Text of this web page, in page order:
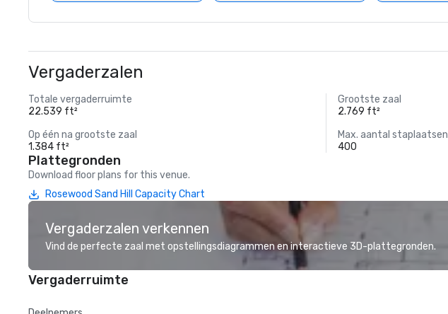
Vergaderzalen
Totale vergaderruimte
22.539 ft²
Grootste zaal
2.769 ft²
Op één na grootste zaal
1.384 ft²
Max. aantal staplaatsen
400
Plattegronden
Download floor plans for this venue.
Rosewood Sand Hill Capacity Chart
Vergaderzalen verkennen
Vind de perfecte zaal met opstellingsdiagrammen en interactieve 3D-plattegronden.
Vergaderruimte